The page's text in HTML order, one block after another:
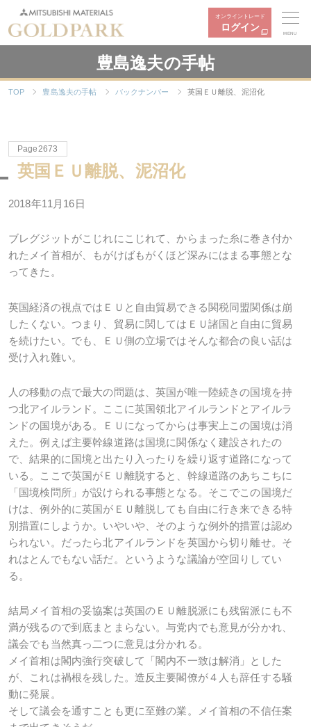
オンライントレード
ログイン
MENU
豊島逸夫の手帖
TOP 豊島逸夫の手帖 バックナンバー 英国ＥＵ離脱、泥沼化
Page2673
英国ＥＵ離脱、泥沼化
2018年11月16日
ブレグジットがこじれにこじれて、からまった糸に巻き付か
れたメイ首相が、もがけばもがくほど深みにはまる事態とな
ってきた。
英国経済の視点ではＥＵと自由貿易できる関税同盟関係は崩
したくない。つまり、貿易に関してはＥＵ諸国と自由に貿易
を続けたい。でも、ＥＵ側の立場ではそんな都合の良い話は
受け入れ難い。
人の移動の点で最大の問題は、英国が唯一陸続きの国境を持
つ北アイルランド。ここに英国領北アイルランドとアイルラ
ンドの国境がある。ＥＵになってからは事実上この国境は消
えた。例えば主要幹線道路は国境に関係なく建設されたの
で、結果的に国境と出たり入ったりを繰り返す道路になって
いる。ここで英国がＥＵ離脱すると、幹線道路のあちこちに
「国境検問所」が設けられる事態となる。そこでこの国境だ
けは、例外的に英国がＥＵ離脱しても自由に行き来できる特
別措置にしようか。いやいや、そのような例外的措置は認め
られない。だったら北アイルランドを英国から切り離せ。そ
れはとんでもない話だ。というような議論が空回りしてい
る。
結局メイ首相の妥協案は英国のＥＵ離脱派にも残留派にも不
満が残るので到底まとまらない。与党内でも意見が分かれ、
議会でも当然真っ二つに意見は分かれる。
メイ首相は閣内強行突破して「閣内不一致は解消」とした
が、これは禍根を残した。造反主要閣僚が４人も辞任する騒
動に発展。
そして議会を通すことも更に至難の業。メイ首相の不信任案